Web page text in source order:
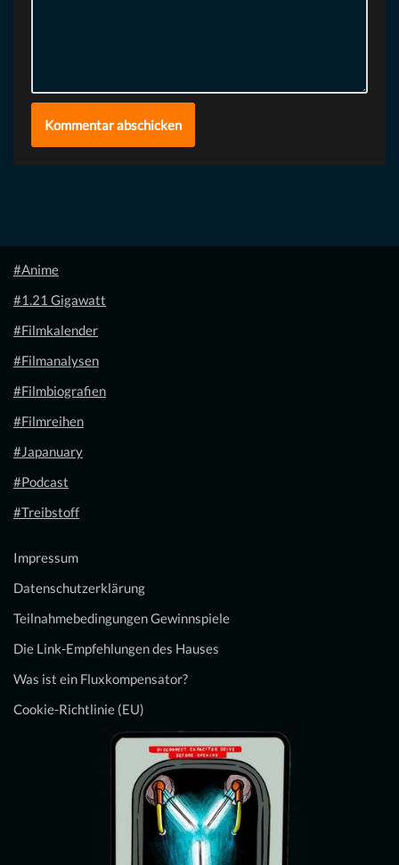
#Anime
#1.21 Gigawatt
#Filmkalender
#Filmanalysen
#Filmbiografien
#Filmreihen
#Japanuary
#Podcast
#Treibstoff
Impressum
Datenschutzerklärung
Teilnahmebedingungen Gewinnspiele
Die Link-Empfehlungen des Hauses
Was ist ein Fluxkompensator?
Cookie-Richtlinie (EU)